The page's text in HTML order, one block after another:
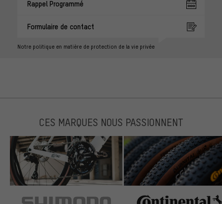
Rappel Programmé
Formulaire de contact
Notre politique en matière de protection de la vie privée
CES MARQUES NOUS PASSIONNENT